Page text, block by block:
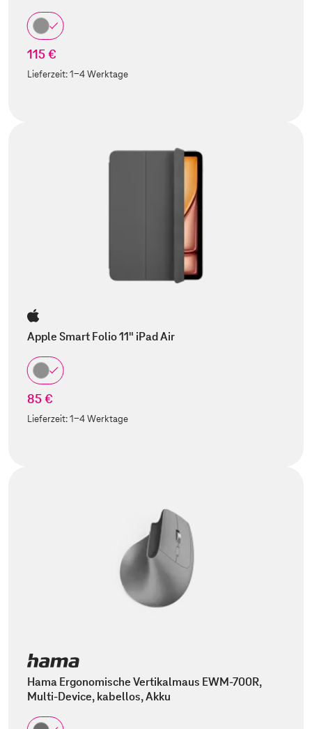
115 €
Lieferzeit:1-4 Werktage
Apple Smart Folio 11" iPad Air
85 €
Lieferzeit:1-4 Werktage
Hama Ergonomische Vertikalmaus EWM-700R,
Multi-Device, kabellos, Akku